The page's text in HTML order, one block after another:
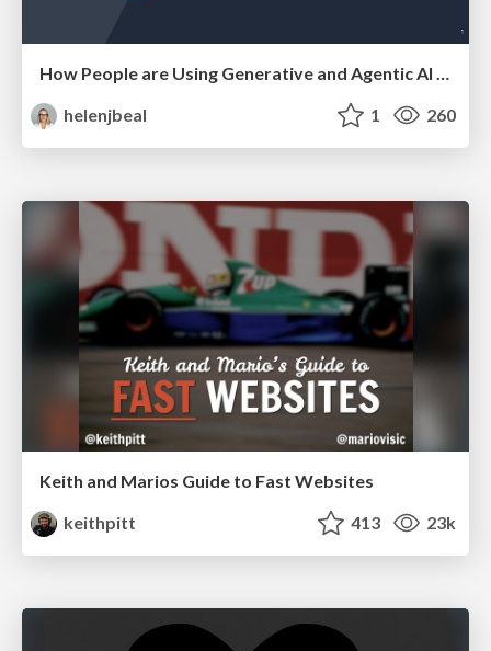
How People are Using Generative and Agentic AI to Supercharge Their Products, Projects, Services and Value Streams Today
helenjbeal
1 260
Keith and Marios Guide to Fast Websites
keithpitt
413 23k